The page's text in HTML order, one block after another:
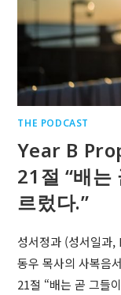
THE PODCAST
Year B
21절 “배는
르렀다.”
성서정과 (성서일
동우 목사의 사복음
21절 “배는 곧 그들